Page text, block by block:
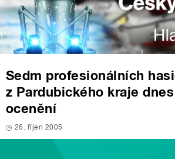
Sedm profesionálních
z Pardubického kraje
ocenění
26. říjen 2005